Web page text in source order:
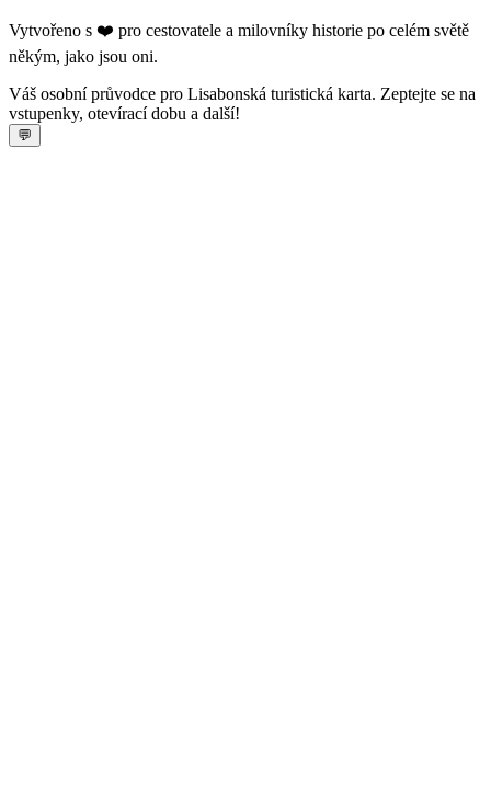
Vytvořeno s ❤️ pro cestovatele a milovníky historie po celém světě
někým, jako jsou oni.
Váš osobní průvodce pro Lisabonská turistická karta. Zeptejte se na
vstupenky, otevírací dobu a další!
💬